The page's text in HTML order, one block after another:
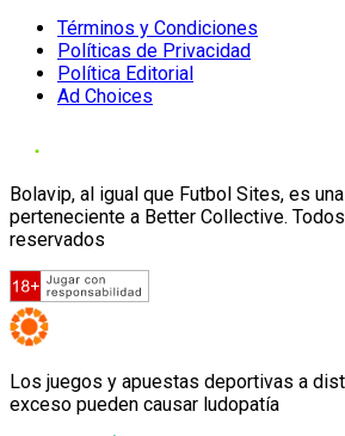
Términos y Condiciones
Políticas de Privacidad
Política Editorial
Ad Choices
Bolavip, al igual que Futbol Sites, es
perteneciente a Better Collective.
reservados
Los juegos y apuestas deportivas a
exceso pueden causar ludopatía